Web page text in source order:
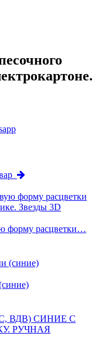
форму расцветки…